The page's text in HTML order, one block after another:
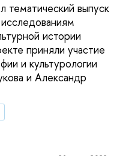
тематический выпуск
истории
приняли участие
и культурологии
и Александр